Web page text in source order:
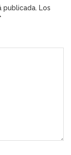
publicada. Los